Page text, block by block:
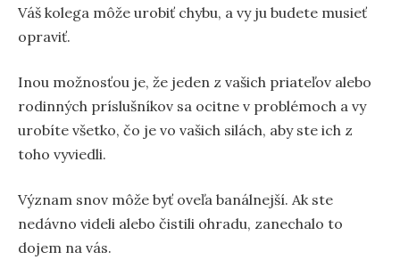
Váš kolega môže urobiť chybu, a vy ju budete musieť
opraviť.
Inou možnosťou je, že jeden z vašich priateľov alebo
rodinných príslušníkov sa ocitne v problémoch a vy
urobíte všetko, čo je vo vašich silách, aby ste ich z
toho vyviedli.
Význam snov môže byť oveľa banálnejší. Ak ste
nedávno videli alebo čistili ohradu, zanechalo to
dojem na vás.